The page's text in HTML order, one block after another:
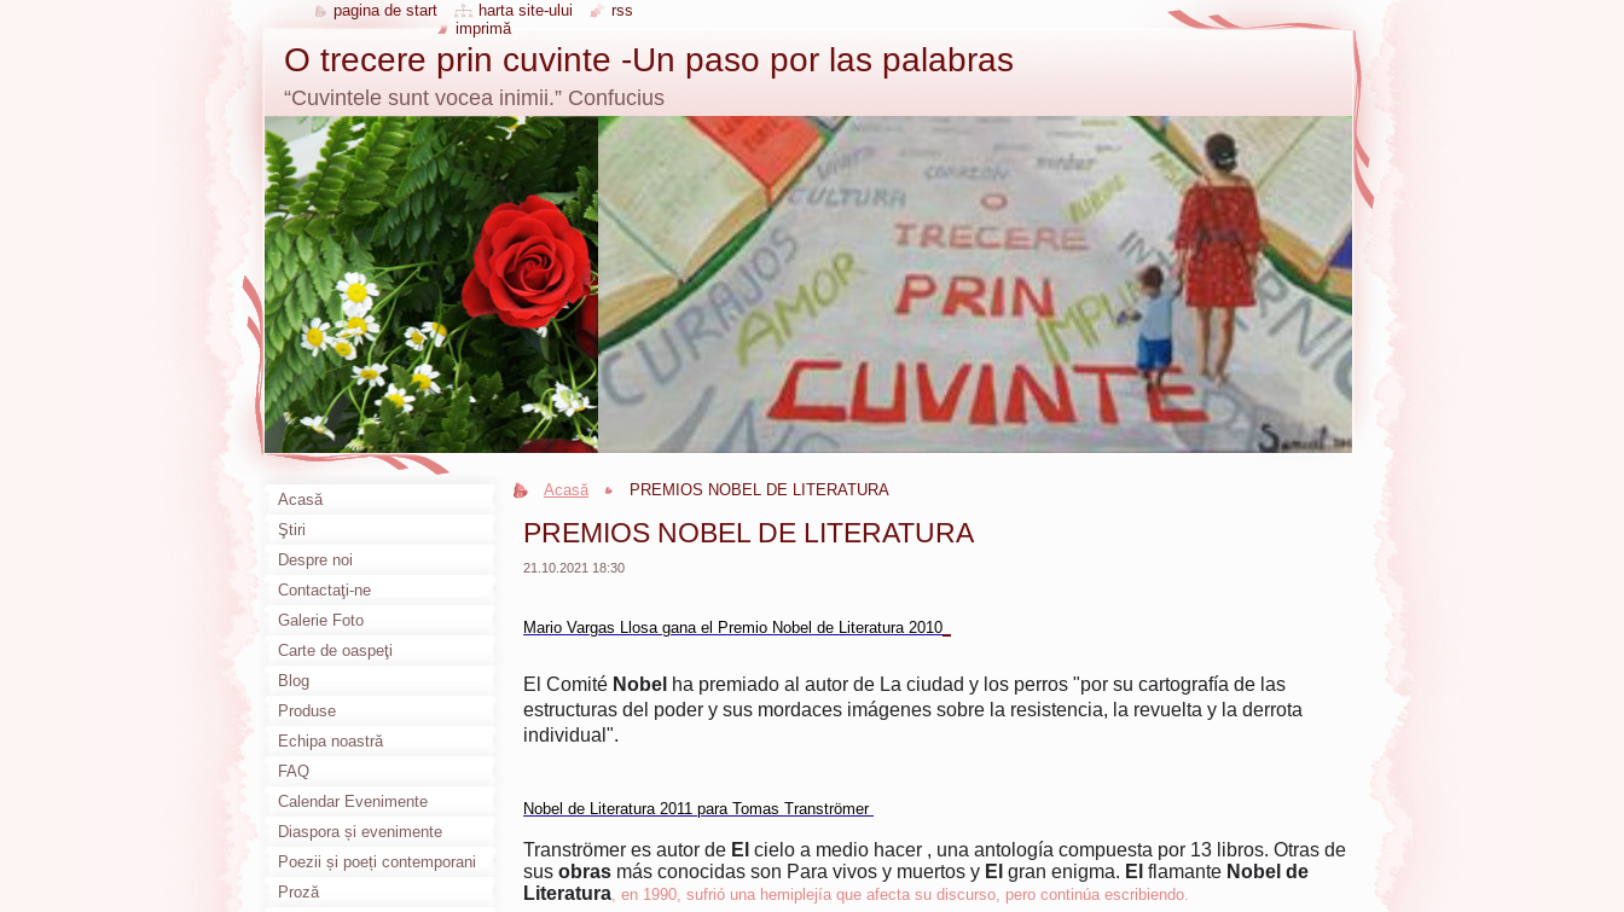
O trecere prin cuvinte -Un paso por las palabras
“Cuvintele sunt vocea inimii.” Confucius
Acasă PREMIOS NOBEL DE LITERATURA
PREMIOS NOBEL DE LITERATURA
21.10.2021 18:30
Mario Vargas Llosa gana el Premio Nobel de Literatura 2010
El Comité Nobel ha premiado al autor de La ciudad y los perros "por su cartografía de las
estructuras del poder y sus mordaces imágenes sobre la resistencia, la revuelta y la derrota
individual".
Nobel de Literatura 2011 para Tomas Tranströmer
Tranströmer es autor de El cielo a medio hacer , una antología compuesta por 13 libros. Otras de
sus obras más conocidas son Para vivos y muertos y El gran enigma. El flamante Nobel de
Literatura, en 1990, sufrió una hemiplejía que afecta su discurso, pero continúa escribiendo.
Acasă
Ştiri
Despre noi
Contactaţi-ne
Galerie Foto
Carte de oaspeţi
Blog
Produse
Echipa noastră
FAQ
Calendar Evenimente
Diaspora și evenimente
culturale
Poezii și poeți contemporani
Proză
pagina de start harta site-ului
rss
imprimă